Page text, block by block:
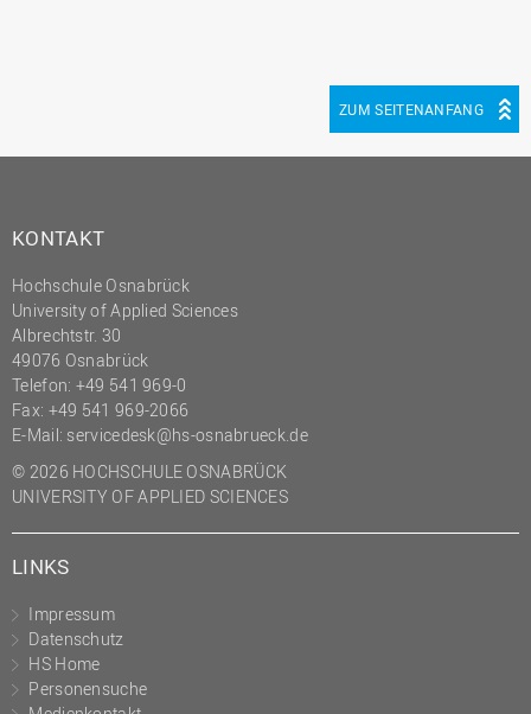
ZUM SEITENANFANG
KONTAKT
Hochschule Osnabrück
University of Applied Sciences
Albrechtstr. 30
49076 Osnabrück
Telefon: +49 541 969-0
Fax: +49 541 969-2066
E-Mail: servicedesk@hs-osnabrueck.de
© 2026 HOCHSCHULE OSNABRÜCK
UNIVERSITY OF APPLIED SCIENCES
LINKS
Impressum
Datenschutz
HS Home
Personensuche